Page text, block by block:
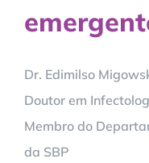
Dr. Edimilso
Doutor em
Membro do
da SBP